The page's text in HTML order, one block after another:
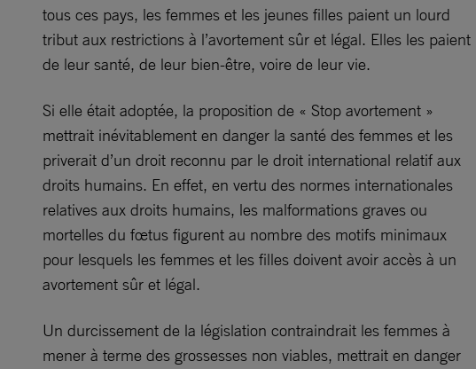
tous ces pays, les femmes et les jeunes filles paient un lourd
tribut aux restrictions à l’avortement sûr et légal. Elles les paient
de leur santé, de leur bien-être, voire de leur vie.
Si elle était adoptée, la proposition de « Stop avortement »
mettrait inévitablement en danger la santé des femmes et les
priverait d’un droit reconnu par le droit international relatif aux
droits humains. En effet, en vertu des normes internationales
relatives aux droits humains, les malformations graves ou
mortelles du fœtus figurent au nombre des motifs minimaux
pour lesquels les femmes et les filles doivent avoir accès à un
avortement sûr et légal.
Un durcissement de la législation contraindrait les femmes à
mener à terme des grossesses non viables, mettrait en danger